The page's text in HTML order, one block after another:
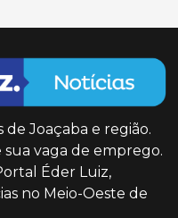
Joaçaba e região.
vaga de emprego.
Éder Luiz,
no Meio-Oeste de